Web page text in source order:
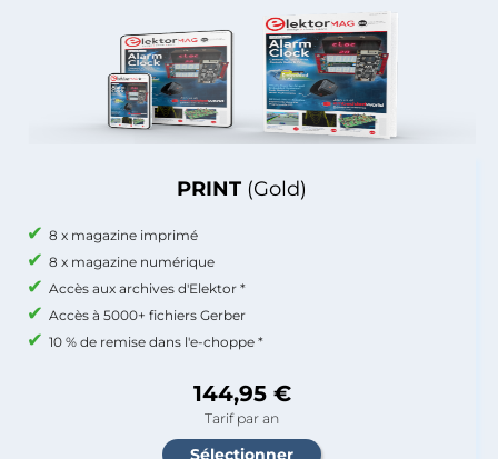
PRINT (Gold)
8 x magazine imprimé
8 x magazine numérique
Accès aux archives d'Elektor *
Accès à 5000+ fichiers Gerber
10 % de remise dans l'e-choppe *
144,95 €
Tarif par an